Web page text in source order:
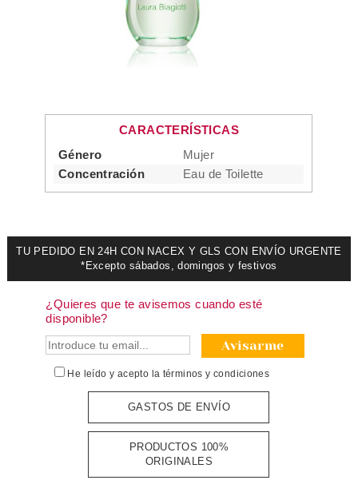
CARACTERÍSTICAS
Género
Mujer
Concentración
Eau de Toilette
TU PEDIDO EN 24H CON NACEX Y GLS CON ENVÍO URGENTE
*Excepto sábados, domingos y festivos
¿Quieres que te avisemos cuando esté
disponible?
Avisarme
He leído y acepto la términos y condiciones
GASTOS DE ENVÍO
PRODUCTOS 100%
ORIGINALES